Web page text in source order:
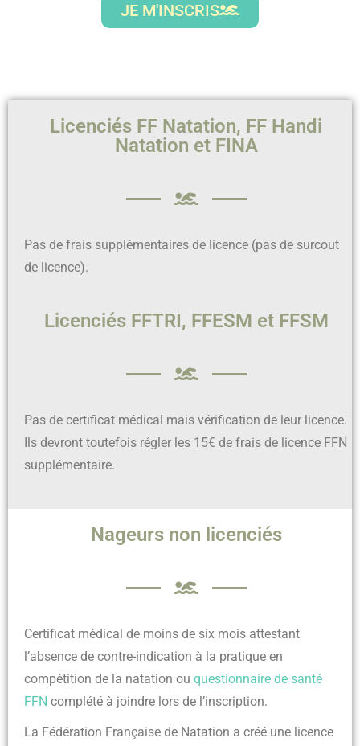
JE M'INSCRIS
Licenciés FF Natation, FF Handi
Natation et FINA
Pas de frais supplémentaires de licence (pas de surcout
de licence).
Licenciés FFTRI, FFESM et FFSM
Pas de certificat médical mais vérification de leur licence.
Ils devront toutefois régler les 15€ de frais de licence FFN
supplémentaire.
Nageurs non licenciés
Certificat médical de moins de six mois attestant
l’absence de contre-indication à la pratique en
compétition de la natation ou questionnaire de santé
FFN complété à joindre lors de l’inscription.
La Fédération Française de Natation a créé une licence